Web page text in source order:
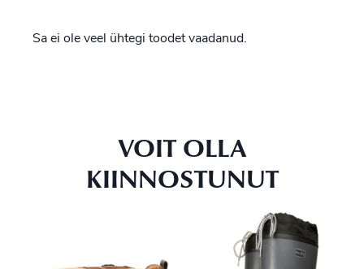
Sa ei ole veel ühtegi toodet vaadanud.
VOIT OLLA
KIINNOSTUNUT